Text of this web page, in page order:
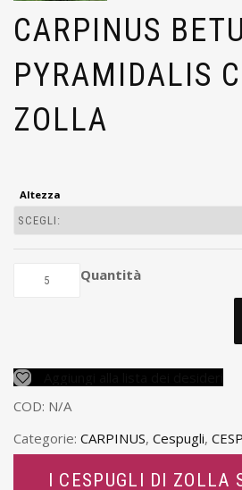
CARPINUS
PYRAMIDALIS
ZOLLA
Altezza
Quantità
COD: N/A
Categorie: CARPINUS, Cespugli,
I CESPUGLI DI ZOLLA